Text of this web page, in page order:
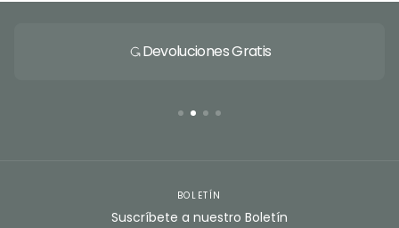
Devoluciones Gratis
BOLETÍN
Suscríbete a nuestro Boletín